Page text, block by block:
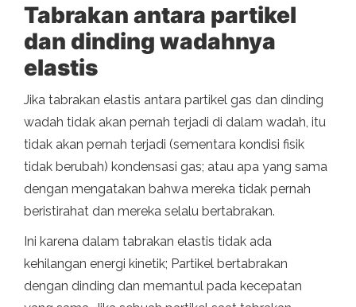
Tabrakan antara partikel
dan dinding wadahnya
elastis
Jika tabrakan elastis antara partikel gas dan dinding
wadah tidak akan pernah terjadi di dalam wadah, itu
tidak akan pernah terjadi (sementara kondisi fisik
tidak berubah) kondensasi gas; atau apa yang sama
dengan mengatakan bahwa mereka tidak pernah
beristirahat dan mereka selalu bertabrakan.
Ini karena dalam tabrakan elastis tidak ada
kehilangan energi kinetik; Partikel bertabrakan
dengan dinding dan memantul pada kecepatan